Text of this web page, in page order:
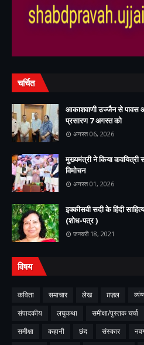
चर्चित
आकाशवाणी उज्जैन से पावस
प्रसारण 7 अगस्त को
अगस्त 06, 2026
मुख्यमंत्री ने किया कवयित्री
विमोचन
अगस्त 01, 2026
इक्कीसवी सदी के हिंदी
(शोध-पत्र )
जनवरी 18, 2021
विषय
कविता समाचार लेख ग़ज़ल
संपादकीय
लघुकथा समीक्षा/पुस्तक चर्चा
समीक्षा
कहानी छंद संस्कार